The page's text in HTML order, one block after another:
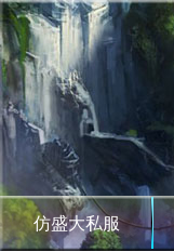
仿盛大私服